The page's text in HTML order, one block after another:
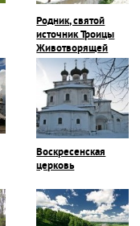
Родник, святой
источник Троицы
Животворящей
Воскресенская
церковь